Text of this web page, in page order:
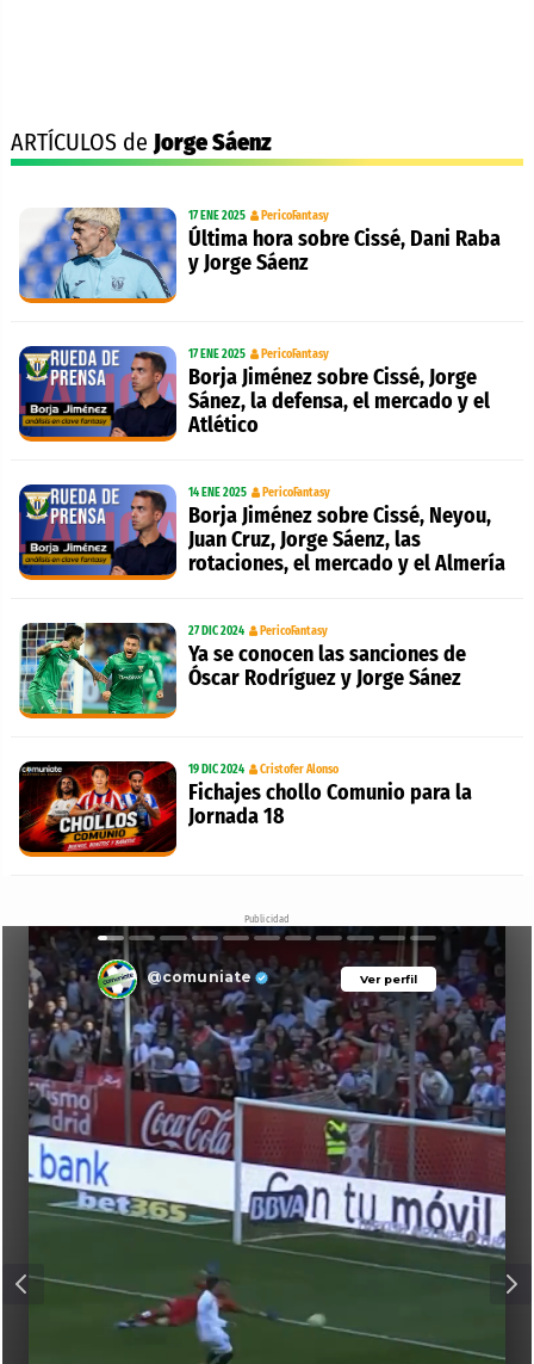
ARTÍCULOS de Jorge Sáenz
17 ENE 2025 PericoFantasy
Última hora sobre Cissé, Dani Raba
y Jorge Sáenz
17 ENE 2025 PericoFantasy
Borja Jiménez sobre Cissé, Jorge
Sánez, la defensa, el mercado y el
Atlético
14 ENE 2025 PericoFantasy
Borja Jiménez sobre Cissé, Neyou,
Juan Cruz, Jorge Sáenz, las
rotaciones, el mercado y el Almería
27 DIC 2024 PericoFantasy
Ya se conocen las sanciones de
Óscar Rodríguez y Jorge Sánez
19 DIC 2024 Cristofer Alonso
Fichajes chollo Comunio para la
Jornada 18
Publicidad
Ver perfil
@comuniate Ver perfil